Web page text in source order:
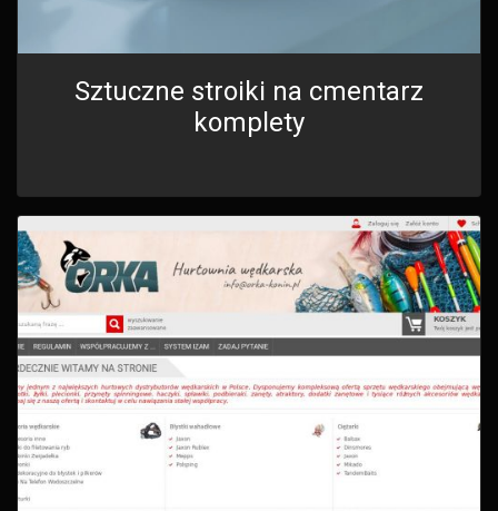
Sztuczne stroiki na cmentarz
komplety